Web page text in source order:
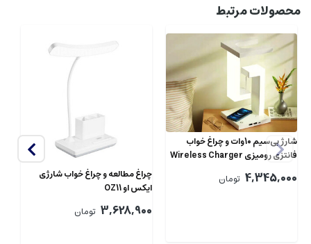
محصولات مرتبط
شارژ بی‌سیم 10وات و چراغ خواب
فانتزی رومیزی Wireless Charger
4,345,000 تومان
چراغ مطالعه و چراغ خواب شارژی
ایکس او OZ11
3,628,900 تومان